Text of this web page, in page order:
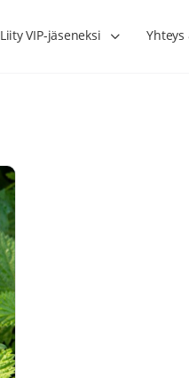
Liity VIP-jäseneksi